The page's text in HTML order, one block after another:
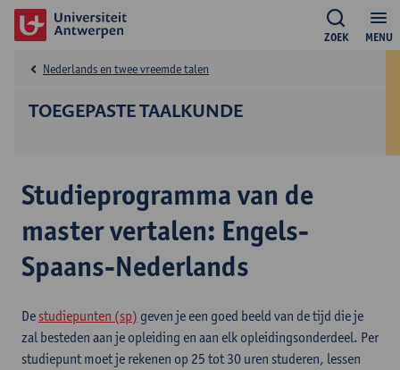
MENU
ZOEK
TOEGEPASTE TAALKUNDE
Nederlands en twee vreemde talen
Studieprogramma van de
master vertalen: Engels-
Spaans-Nederlands
De studiepunten (sp) geven je een goed beeld van de tijd die je
zal besteden aan je opleiding en aan elk opleidingsonderdeel. Per
studiepunt moet je rekenen op 25 tot 30 uren studeren, lessen